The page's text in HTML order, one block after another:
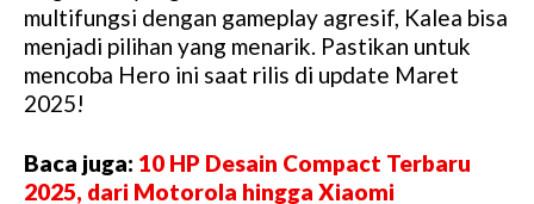
multifungsi dengan gameplay agresif, Kalea bisa
menjadi pilihan yang menarik. Pastikan untuk
mencoba Hero ini saat rilis di update Maret
2025!
Baca juga: 10 HP Desain Compact Terbaru
2025, dari Motorola hingga Xiaomi